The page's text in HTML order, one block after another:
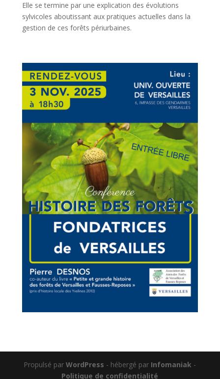
Elle se termine par une explication des évolutions
sylvicoles aboutissant aux pratiques actuelles dans la
gestion de ces forêts périurbaines.
Propulsé parWordPress - hébergé par Infomaniak -
Politique de confidentialité